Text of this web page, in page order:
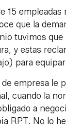
15
que la
tuvimos
y estas
para
empresa le
cuando la
a
RPT. No lo